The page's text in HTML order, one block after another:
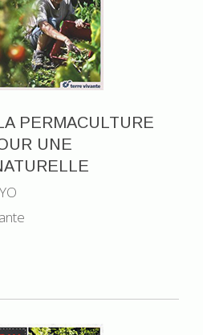
PERMACULTURE
UNE